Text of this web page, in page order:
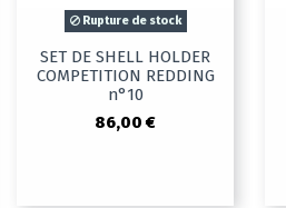
Rupture de stock
SET DE SHELL HOLDER
COMPETITION REDDING
n°10
86,00 €